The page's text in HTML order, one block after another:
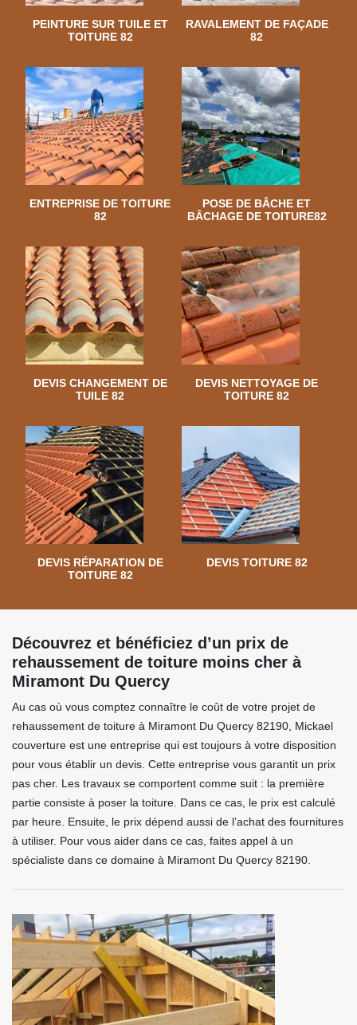
PEINTURE SUR TUILE ET
TOITURE 82
RAVALEMENT DE FAÇADE
82
ENTREPRISE DE TOITURE
82
POSE DE BÂCHE ET
BÂCHAGE DE TOITURE82
DEVIS CHANGEMENT DE
TUILE 82
DEVIS NETTOYAGE DE
TOITURE 82
DEVIS RÉPARATION DE
TOITURE 82
DEVIS TOITURE 82
Découvrez et bénéficiez d’un prix de
rehaussement de toiture moins cher à
Miramont Du Quercy
Au cas où vous comptez connaître le coût de votre projet de
rehaussement de toiture à Miramont Du Quercy 82190, Mickael
couverture est une entreprise qui est toujours à votre disposition
pour vous établir un devis. Cette entreprise vous garantit un prix
pas cher. Les travaux se comportent comme suit : la première
partie consiste à poser la toiture. Dans ce cas, le prix est calculé
par heure. Ensuite, le prix dépend aussi de l’achat des fournitures
à utiliser. Pour vous aider dans ce cas, faites appel à un
spécialiste dans ce domaine à Miramont Du Quercy 82190.